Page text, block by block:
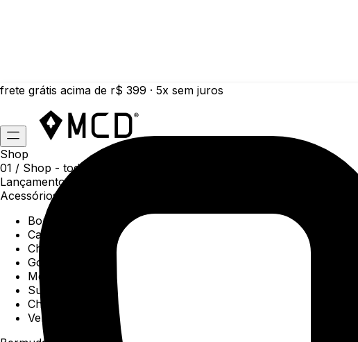
frete grátis acima de r$ 399 · 5x sem juros
Shop
01 / Shop - todas as categorias da coleção atual
Lançamentos da semana
Acessórios
Boné
Carteiras
Chaveiros
Gorros
Meias
Sunga
Chinelos
Ver todos